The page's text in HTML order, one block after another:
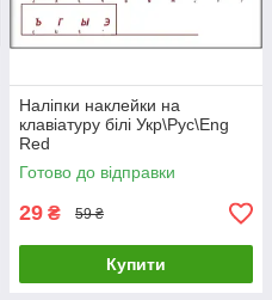
Наліпки наклейки на
клавіатуру білі Укр\Рус\Eng
Red
Готово до відправки
29 ₴ 59 ₴
Купити